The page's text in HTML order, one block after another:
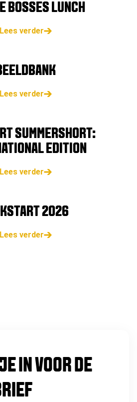
BOSSES LUNCH
Lees verder
Lees verder
SUMMERSHORT:
EDITION
Lees verder
2026
Lees verder
IN VOOR DE